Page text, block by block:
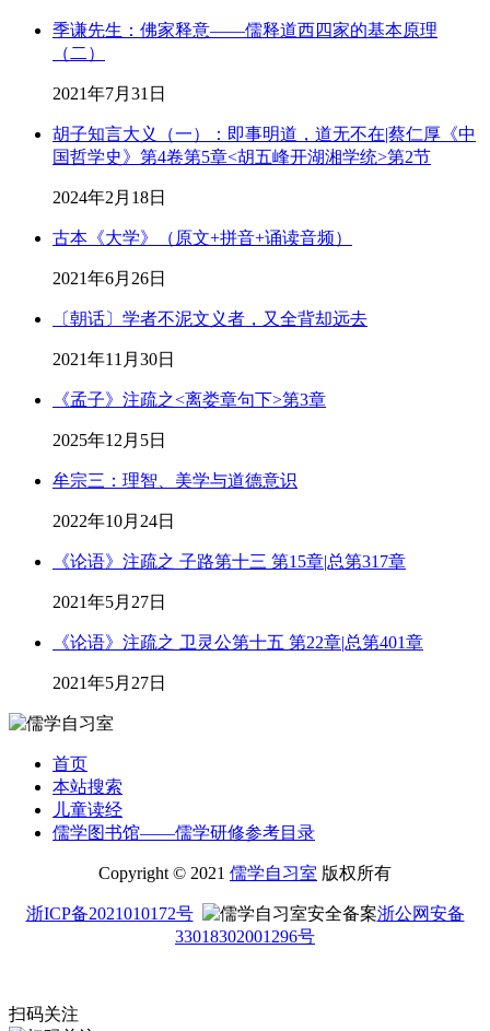
季谦先生：佛家释意——儒释道西四家的基本原理
（二）
2021年7月31日
胡子知言大义（一）：即事明道，道无不在|蔡仁厚《中
国哲学史》第4卷第5章<胡五峰开湖湘学统>第2节
2024年2月18日
古本《大学》（原文+拼音+诵读音频）
2021年6月26日
〔朝话〕学者不泥文义者，又全背却远去
2021年11月30日
《孟子》注疏之<离娄章句下>第3章
2025年12月5日
牟宗三：理智、美学与道德意识
2022年10月24日
《论语》注疏之 子路第十三 第15章|总第317章
2021年5月27日
《论语》注疏之 卫灵公第十五 第22章|总第401章
2021年5月27日
首页
本站搜索
儿童读经
儒学图书馆——儒学研修参考目录
Copyright © 2021 儒学自习室 版权所有
浙ICP备2021010172号
浙公网安备
33018302001296号
扫码关注